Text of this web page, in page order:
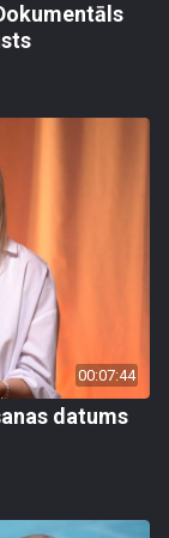
00:07:44
datums